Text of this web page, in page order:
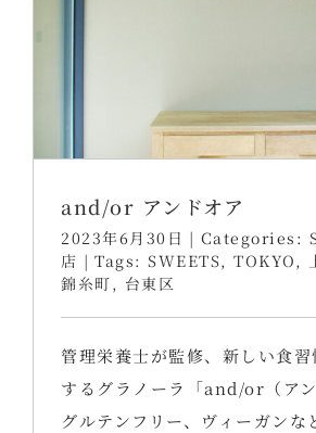
and/or アンドオア
2023年6月30日 | Categories:
店 | Tags: SWEETS, TOKYO ,
錦糸町 , 台東区
管理栄養士が監修、新しい食習
するグラノーラ「and/or（アン
グルテンフリー、ヴィーガンな